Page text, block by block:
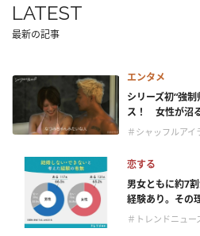
LATEST
最新の記事
エンタメ
シリーズ初“強
ス！ 女性が沼
＃シャッフルアイ
恋する
男女ともに約7
経験あり。その
＃トレンドニュー